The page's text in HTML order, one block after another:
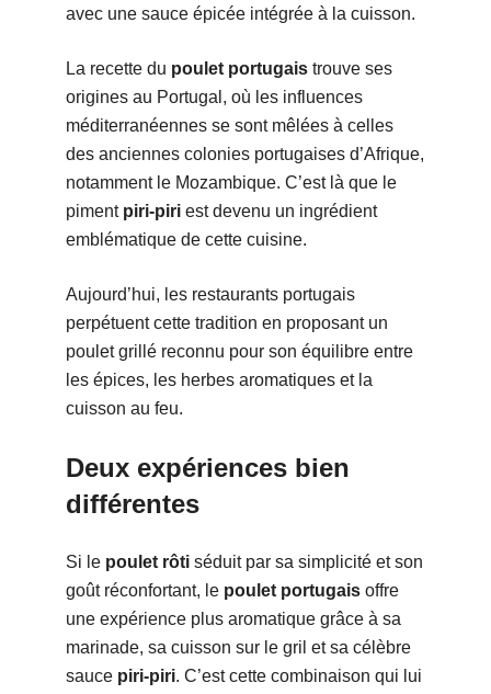
avec une sauce épicée intégrée à la cuisson.
La recette du poulet portugaistrouve ses
origines au Portugal, où les influences
méditerranéennes se sont mêlées à celles
des anciennes colonies portugaises d’Afrique,
notamment le Mozambique. C’est là que le
piment piri-piriest devenu un ingrédient
emblématique de cette cuisine.
Aujourd’hui, les restaurants portugais
perpétuent cette tradition en proposant un
poulet grillé reconnu pour son équilibre entre
les épices, les herbes aromatiques et la
cuisson au feu.
Deux expériences bien
différentes
Si le poulet rôtiséduit par sa simplicité et son
goût réconfortant, le poulet portugaisoffre
une expérience plus aromatique grâce à sa
marinade, sa cuisson sur le gril et sa célèbre
sauce piri-piri. C’est cette combinaison qui lui